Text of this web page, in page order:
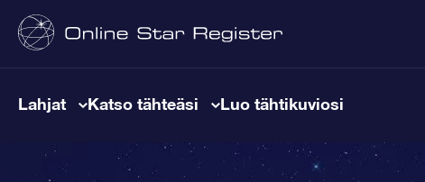
Lahjat Katso tähteäsi Luo tähtikuviosi